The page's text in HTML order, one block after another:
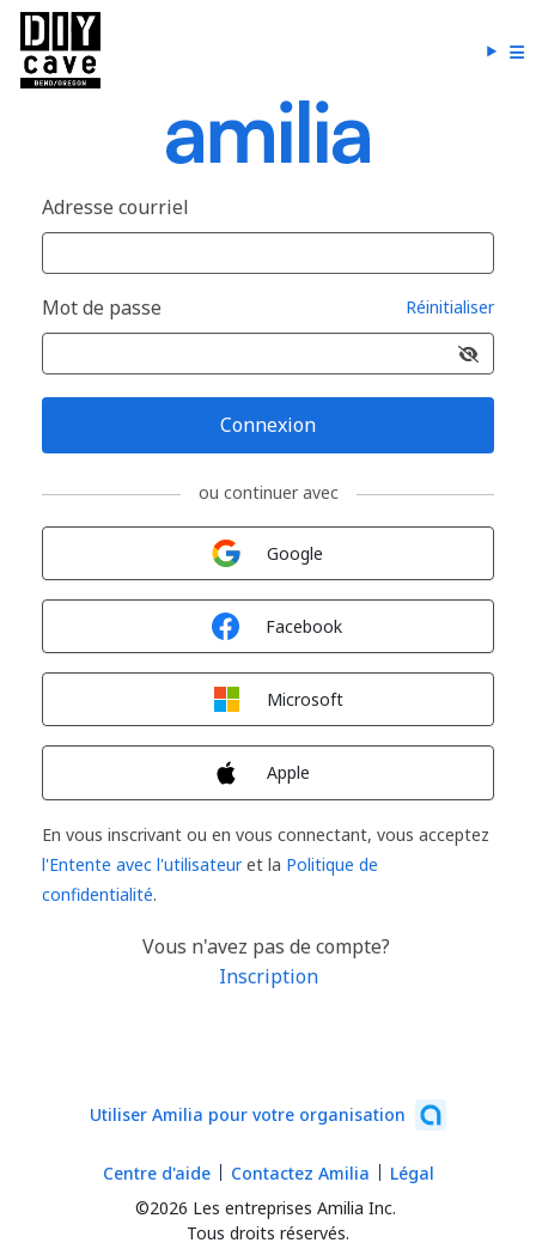
Adresse courriel
Mot de passe Réinitialiser
Connexion
ou continuer avec
Google
Facebook
Microsoft
Apple
En vous inscrivant ou en vous connectant, vous acceptez
l'Entente avec l'utilisateuret la Politique de
confidentialité.
Vous n'avez pas de compte?
Inscription
Utiliser Amilia pour votre organisation
©2026 Les entreprises Amilia Inc.
Tous droits réservés.
Centre d'aide Contactez Amilia Légal